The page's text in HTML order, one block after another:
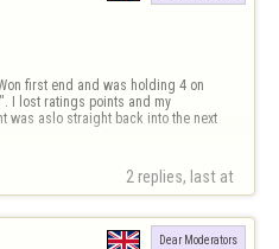
first end and was holding 4 on
I lost ratings points and my
was aslo straight back into the next
2 replies, last at
Dear Moderators